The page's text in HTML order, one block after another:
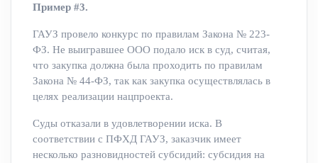
Пример #3.
ГАУЗ провело конкурс по правилам Закона № 223-
ФЗ. Не выигравшее ООО подало иск в суд, считая,
что закупка должна была проходить по правилам
Закона № 44-ФЗ, так как закупка осуществлялась в
целях реализации нацпроекта.
Суды отказали в удовлетворении иска. В
соответствии с ПФХД ГАУЗ, заказчик имеет
несколько разновидностей субсидий: субсидия на